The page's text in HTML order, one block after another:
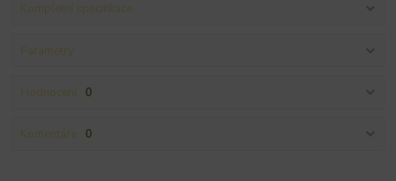
Kompletní specifikace
Parametry
Hodnocení 0
Komentáře 0